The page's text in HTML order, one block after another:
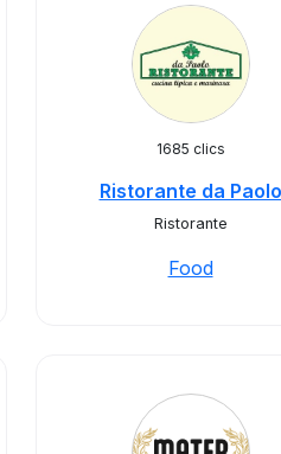
1685 clics
Ristorante da Paolo
Ristorante
Food